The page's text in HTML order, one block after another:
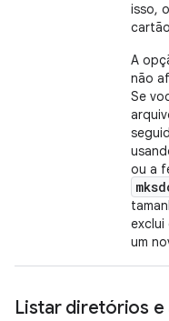
isso,
A
não
Se
ou a
exclui
um
Listar diretórios e